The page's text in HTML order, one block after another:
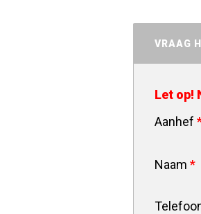
VRAAG
Let op!
Aanhef
Naam *